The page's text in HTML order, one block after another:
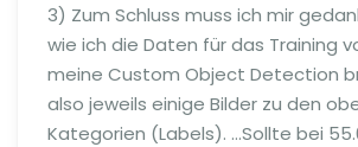
3) Zum Schluss muss ich mir
wie ich die Daten für das Training
meine Custom Object Detection
also jeweils einige Bilder zu den
Kategorien (Labels). …Sollte bei